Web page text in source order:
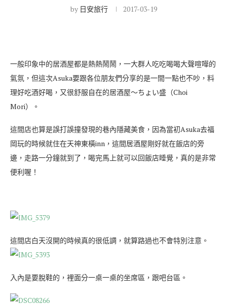
by 日安旅行 2017-03-19
一般印象中的居酒屋都是熱熱鬧鬧，一大群人吃吃喝喝大聲喧嘩的
氣氛，但這次Asuka要跟各位朋友們分享的是一間一點也不吵，料
理好吃酒好喝，又很舒服自在的居酒屋～ちょい盛（Choi
Mori）。
這間店也算是誤打誤撞發現的巷內隱藏美食，因為當初Asuka去福
岡玩的時候就住在天神東橫inn，這間居酒屋剛好就在飯店的旁
邊，走路一分鐘就到了，喝完馬上就可以回飯店睡覺，真的是非常
便利喔！
這間店白天沒開的時候真的很低調，就算路過也不會特別注意。
入內是要脫鞋的，裡面分一桌一桌的坐席區，跟吧台區。